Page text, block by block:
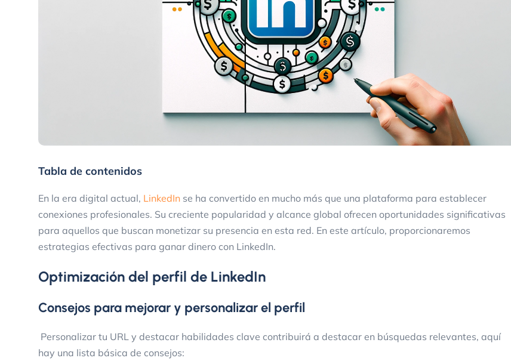
Tabla de contenidos
En la era digital actual, LinkedIn se ha convertido en mucho más que una plataforma para establecer
conexiones profesionales. Su creciente popularidad y alcance global ofrecen oportunidades significativas
para aquellos que buscan monetizar su presencia en esta red. En este artículo, proporcionaremos
estrategias efectivas para ganar dinero con LinkedIn.
Optimización del perfil de LinkedIn
Consejos para mejorar y personalizar el perfil
Personalizar tu URL y destacar habilidades clave contribuirá a destacar en búsquedas relevantes, aquí
hay una lista básica de consejos: